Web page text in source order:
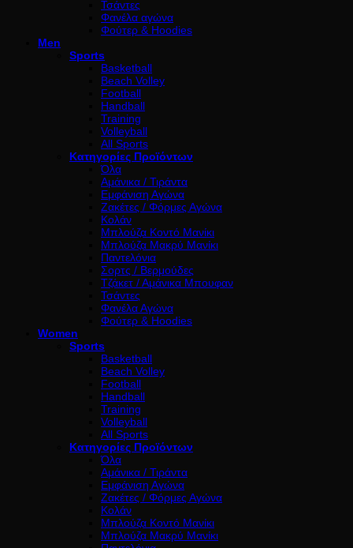
Τσάντες
Φανέλα αγώνα
Φούτερ & Hoodies
Men
Sports
Basketball
Beach Volley
Football
Handball
Training
Volleyball
All Sports
Κατηγορίες Προϊόντων
Όλα
Αμάνικα / Τιράντα
Εμφάνιση Αγώνα
Ζακέτες / Φόρμες Αγώνα
Κολάν
Μπλούζα Κοντό Μανίκι
Μπλούζα Μακρύ Μανίκι
Παντελόνια
Σορτς / Βερμούδες
Τζάκετ / Αμάνικα Μπουφαν
Τσάντες
Φανέλα Αγώνα
Φούτερ & Hoodies
Women
Sports
Basketball
Beach Volley
Football
Handball
Training
Volleyball
All Sports
Κατηγορίες Προϊόντων
Όλα
Αμάνικα / Τιράντα
Εμφάνιση Αγώνα
Ζακέτες / Φόρμες Αγώνα
Κολάν
Μπλούζα Κοντό Μανίκι
Μπλούζα Μακρύ Μανίκι